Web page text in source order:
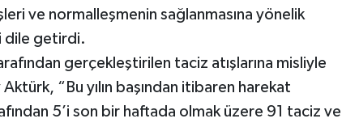
ve normalleşmenin sağlanmasına yönelik
dile getirdi.
gerçekleştirilen taciz atışlarına misliyle
“Bu yılın başından itibaren harekat
5’i son bir haftada olmak üzere 91 taciz ve